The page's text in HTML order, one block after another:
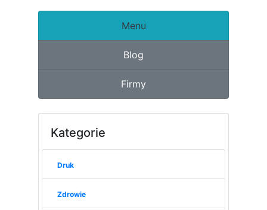
Menu
Blog
Firmy
Kategorie
Druk
Zdrowie